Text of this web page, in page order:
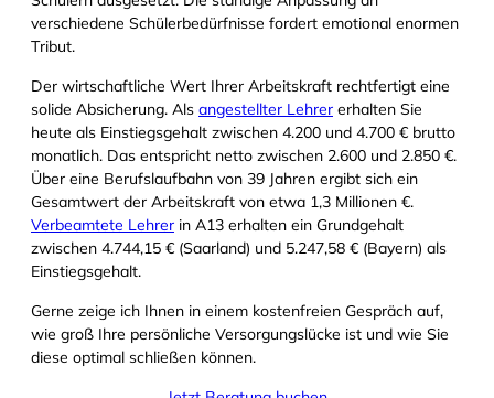
verschiedene Schülerbedürfnisse fordert emotional enormen
Tribut.
Der wirtschaftliche Wert Ihrer Arbeitskraft rechtfertigt eine
solide Absicherung. Als angestellter Lehrer erhalten Sie
heute als Einstiegsgehalt zwischen 4.200 und 4.700 € brutto
monatlich. Das entspricht netto zwischen 2.600 und 2.850 €.
Über eine Berufslaufbahn von 39 Jahren ergibt sich ein
Gesamtwert der Arbeitskraft von etwa 1,3 Millionen €.
Verbeamtete Lehrer in A13 erhalten ein Grundgehalt
zwischen 4.744,15 € (Saarland) und 5.247,58 € (Bayern) als
Einstiegsgehalt.
Gerne zeige ich Ihnen in einem kostenfreien Gespräch auf,
wie groß Ihre persönliche Versorgungslücke ist und wie Sie
diese optimal schließen können.